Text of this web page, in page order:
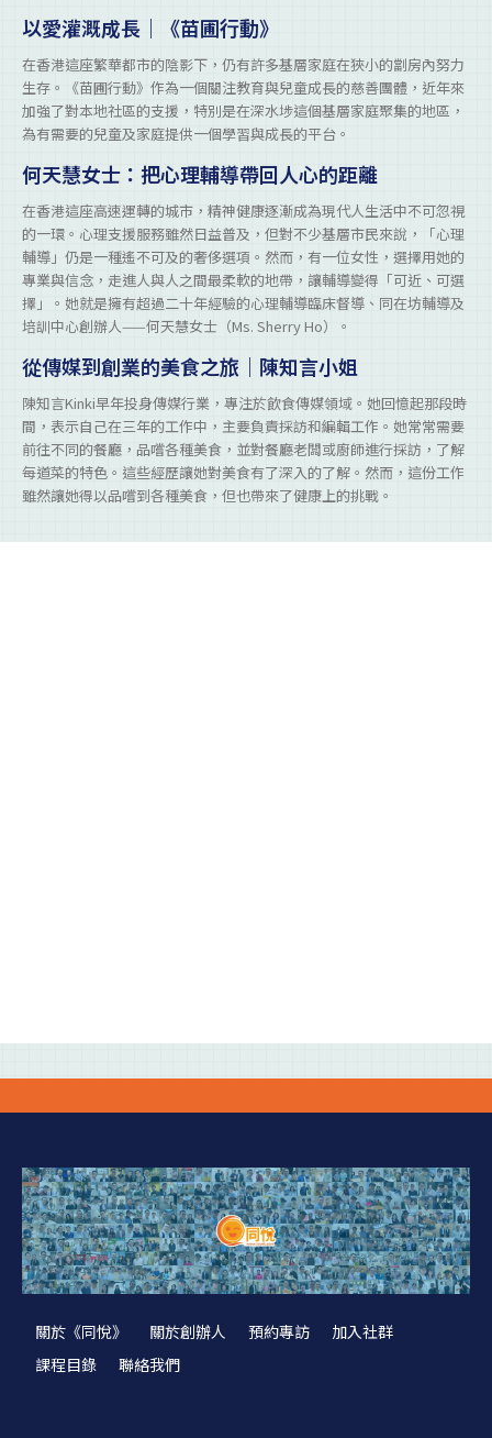
以愛灌溉成長｜《苗圃行動》
在香港這座繁華都市的陰影下，仍有許多基層家庭在狹小的劏房內努力
生存。《苗圃行動》作為一個關注教育與兒童成長的慈善團體，近年來
加強了對本地社區的支援，特別是在深水埗這個基層家庭聚集的地區，
為有需要的兒童及家庭提供一個學習與成長的平台。
何天慧女士：把心理輔導帶回人心的距離
在香港這座高速運轉的城市，精神健康逐漸成為現代人生活中不可忽視
的一環。心理支援服務雖然日益普及，但對不少基層市民來說，「心理
輔導」仍是一種遙不可及的奢侈選項。然而，有一位女性，選擇用她的
專業與信念，走進人與人之間最柔軟的地帶，讓輔導變得「可近、可選
擇」。她就是擁有超過二十年經驗的心理輔導臨床督導、同在坊輔導及
培訓中心創辦人——何天慧女士（Ms. Sherry Ho）。
從傳媒到創業的美食之旅｜陳知言小姐
陳知言Kinki早年投身傳媒行業，專注於飲食傳媒領域。她回憶起那段時
間，表示自己在三年的工作中，主要負責採訪和編輯工作。她常常需要
前往不同的餐廳，品嚐各種美食，並對餐廳老闆或廚師進行採訪，了解
每道菜的特色。這些經歷讓她對美食有了深入的了解。然而，這份工作
雖然讓她得以品嚐到各種美食，但也帶來了健康上的挑戰。
關於《同悅》 關於創辦人 預約專訪
加入社群
課程目錄
聯絡我們